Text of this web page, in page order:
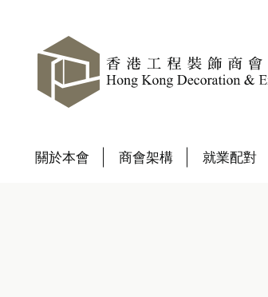
關於本會 商會架構 就業配對